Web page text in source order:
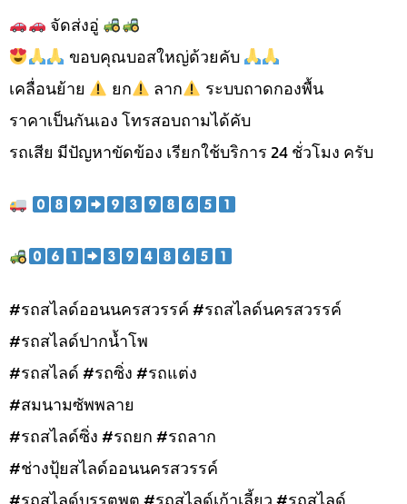
จัดส่งอู่
ขอบคุณบอสใหญ่ด้วยคับ
เคลื่อนย้าย
ยก ลาก
ระบบถาดกองพื้น
ราคาเป็นกันเอง โทรสอบถามได้คับ
รถเสีย มีปัญหาขัดข้อง เรียกใช้บริการ 24 ชั่วโมง ครับ
#รถสไลด์ออนนครสวรรค์ #รถสไลด์นครสวรรค์
#รถสไลด์ปากน้ำโพ
#รถสไลด์ #รถซิ่ง #รถแต่ง
#สมนามซัพพลาย
#รถสไลด์ซิ่ง #รถยก #รถลาก
#ช่างปุ้ยสไลด์ออนนครสวรรค์